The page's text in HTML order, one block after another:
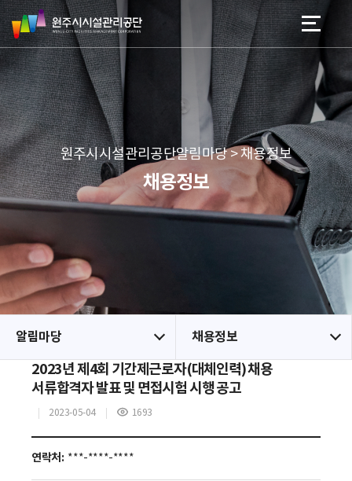
스
킵
네
비
게
이
션
본문 바로가기
메뉴 바로가기
원
주
시
시
설
관
리
공
단 원주시시설관리공단알림마당 > 채용정보
채용정보
알림마당 채용정보
2023년 제4회 기간제근로자(대체인력) 채용
서류합격자 발표 및 면접시험 시행 공고
2023-05-04
조
수
1693
연락처: ***-****-****